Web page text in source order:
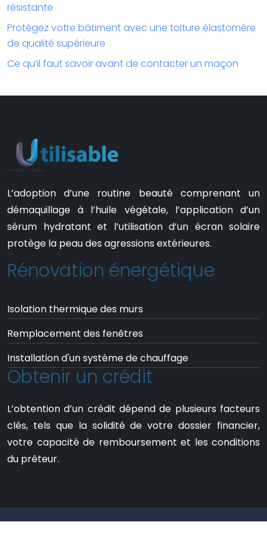
résistante
Protégez votre bâtiment avec une toiture élastomère
de qualité supérieure
Ce qu’il faut savoir avant de contacter un maçon
L’adoption d’une routine beauté comprenant un
démaquillage à l’huile végétale, l’application d’un
sérum hydratant et l’utilisation d’un écran solaire
protège la peau des agressions extérieures.
Rénovation énergétique
Isolation thermique des murs
Remplacement des fenêtres
Installation d'un système de chauffage
Obtenir un crédit
L’obtention d’un crédit dépend de plusieurs facteurs
clés, tels que la solidité de votre dossier financier,
votre capacité de remboursement et les conditions
du prêteur.